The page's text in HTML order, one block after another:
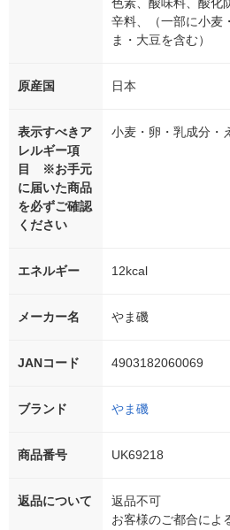
色素、酸味料、酸化
辛料、（一部に小麦
ま・大豆を含む）
原産国 日本
表示すべきア
レルギー項
目 ※お手元
に届いた商品
を必ずご確認
ください
小麦・卵・乳成分・
エネルギー 12kcal
メーカー名 やま磯
JANコード 4903182060069
ブランド やま磯
商品番号 UK69218
返品について
返品不可
お客様のご都合によ